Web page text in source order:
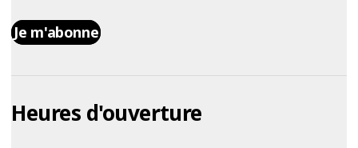
Je m'abonne
Heures d'ouverture